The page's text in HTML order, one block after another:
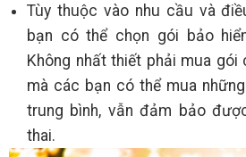
Tùy thuộc vào nhu cầu và
bạn có thể chọn gói bảo
Không nhất thiết phải mua
mà các bạn có thể mua
trung bình, vẫn đảm bảo
thai.